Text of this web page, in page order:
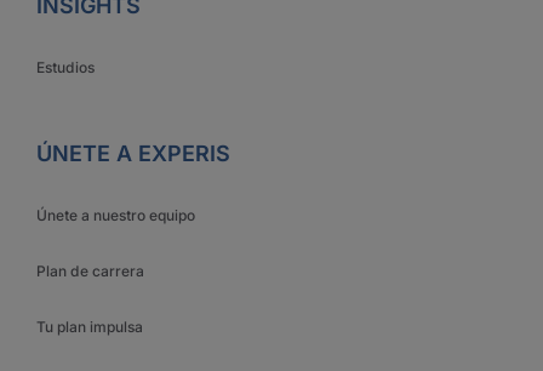
INSIGHTS
Estudios
ÚNETE A EXPERIS
Únete a nuestro equipo
Plan de carrera
Tu plan impulsa